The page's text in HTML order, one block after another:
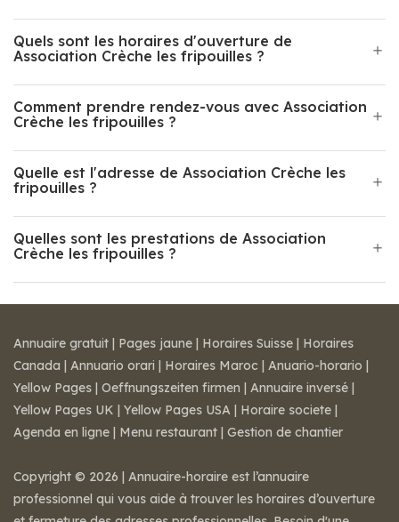
Quels sont les horaires d'ouverture de
Association Crèche les fripouilles ?
Comment prendre rendez-vous avec Association
Crèche les fripouilles ?
Quelle est l'adresse de Association Crèche les
fripouilles ?
Quelles sont les prestations de Association
Crèche les fripouilles ?
Annuaire gratuit | Pages jaune | Horaires Suisse | Horaires
Canada | Annuario orari | Horaires Maroc | Anuario-horario |
Yellow Pages | Oeffnungszeiten firmen | Annuaire inversé |
Yellow Pages UK | Yellow Pages USA | Horaire societe |
Agenda en ligne | Menu restaurant | Gestion de chantier
Copyright © 2026 | Annuaire-horaire est l’annuaire
professionnel qui vous aide à trouver les horaires d’ouverture